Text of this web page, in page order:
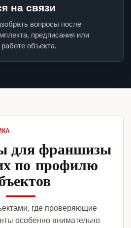
на связи
вопросы после
предписания или
объекта.
для франшизы
по профилю
где проверяющие
особенно внимательно